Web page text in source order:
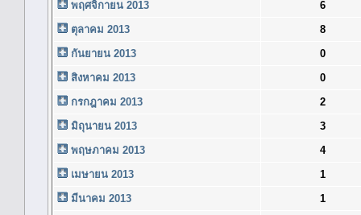
พฤศจิกายน 2013
6
ตุลาคม 2013
8
กันยายน 2013
0
สิงหาคม 2013
0
กรกฎาคม 2013
2
มิถุนายน 2013
3
พฤษภาคม 2013
4
เมษายน 2013
1
มีนาคม 2013
1